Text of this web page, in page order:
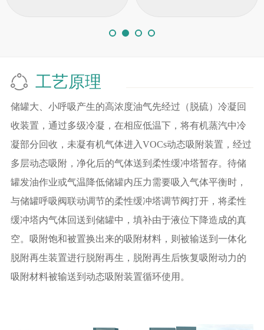
工艺原理
储罐大、小呼吸产生的高浓度油气先经过（脱硫）冷凝回
收装置，通过多级冷凝，在相应低温下，将有机蒸汽中冷
凝部分回收，未凝有机气体进入VOCs动态吸附装置，经过
多层动态吸附，净化后的气体送到柔性缓冲塔暂存。待储
罐发油作业或气温降低储罐内压力需要吸入气体平衡时，
与储罐呼吸阀联动调节的柔性缓冲塔调节阀打开，将柔性
缓冲塔内气体回送到储罐中，填补由于液位下降造成的真
空。吸附饱和被置换出来的吸附材料，则被输送到一体化
脱附再生装置进行脱附再生，脱附再生后恢复吸附动力的
吸附材料被输送到动态吸附装置循环使用。